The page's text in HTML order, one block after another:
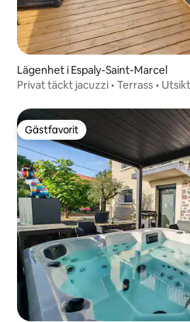
Lägenhet i Espaly-Saint-Marcel
Privat täckt jacuzzi • Terrass •
Gästfavorit
Gästfavorit